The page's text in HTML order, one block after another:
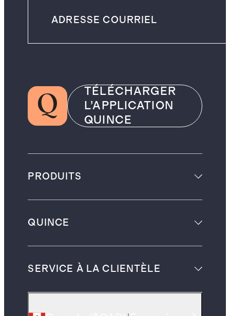
TÉLÉCHARGER
L’APPLICATION
QUINCE
PRODUITS
QUINCE
SERVICE À LA CLIENTÈLE